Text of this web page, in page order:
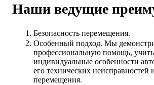
Наши ведущие
Безопасность перемещения.
Особенный подход. Мы
профессиональную помощь,
индивидуальные особенности
его технических неисправностей
перемещения.